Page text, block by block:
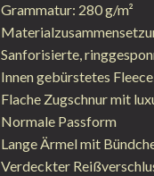
Grammatur: 280 g/m²
Sanforisierte,
Innen gebürstetes
Flache Zugschnur mit
Normale Passform
Lange Ärmel mit
Verdeckter